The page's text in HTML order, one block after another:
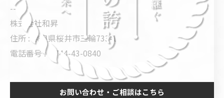
--
株式会社和昇
住所 : 奈良県桜井市三輪733-1
電話番号 :
0744-43-0840
--------------------------------------------------------------------
お問い合わせ・ご相談はこちら